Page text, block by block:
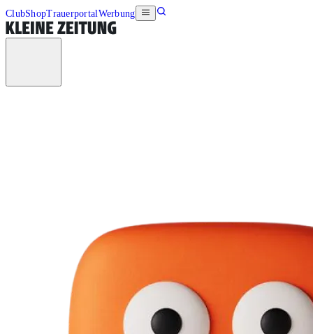
ClubShopTrauerportalWerbung